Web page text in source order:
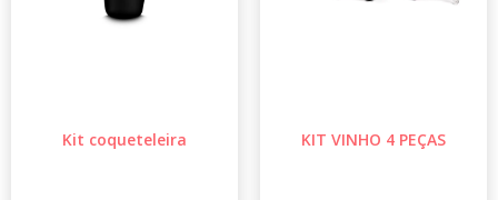
Kit coqueteleira KIT VINHO 4 PEÇAS